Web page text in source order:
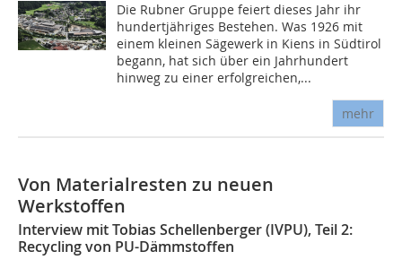
Die Rubner Gruppe feiert dieses Jahr ihr
hundertjähriges Bestehen. Was 1926 mit
einem kleinen Sägewerk in Kiens in Südtirol
begann, hat sich über ein Jahrhundert
hinweg zu einer erfolgreichen,...
mehr
Von Materialresten zu neuen
Werkstoffen
Interview mit Tobias Schellenberger (IVPU), Teil 2:
Recycling von PU-Dämmstoffen